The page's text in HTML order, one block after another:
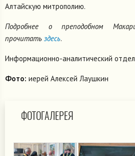
Алтайскую митрополию.
Подробнее о преподобном
прочитать здесь.
Информационно-аналитический
Фото: иерей Алексей Лаушкин
ФОТОГАЛЕРЕЯ